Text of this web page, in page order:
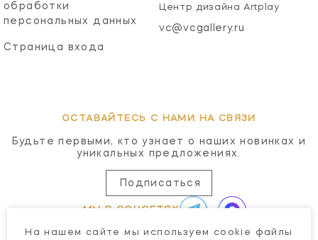
обработки
персональных данных
Страница входа
Центр дизайна Artplay
vc@vcgallery.ru
ОСТАВАЙТЕСЬ С НАМИ НА СВЯЗИ
Будьте первыми, кто узнает о наших новинках и
уникальных предложениях.
Подписаться
МЫ В СОЦСЕТЯХ
На нашем сайте мы используем cookie файлы